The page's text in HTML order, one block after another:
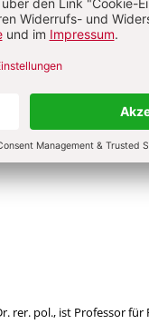
rer. pol., ist Professor